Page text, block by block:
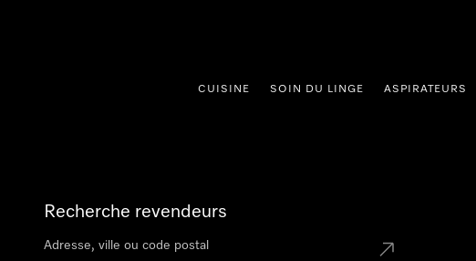
CUISINE SOIN DU LINGE ASPIRATEURS
Recherche revendeurs